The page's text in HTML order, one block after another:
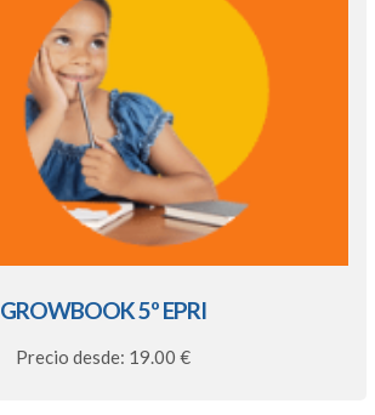
GROWBOOK 5º EPRI
Precio desde: 19.00 €